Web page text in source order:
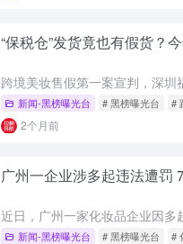
“保税仓”发货竟也有假货？
新闻-黑榜曝光台 # 黑榜曝光台 #
2个月前
广州一企业涉多起违法遭罚
新闻-黑榜曝光台 # 黑榜曝光台 #